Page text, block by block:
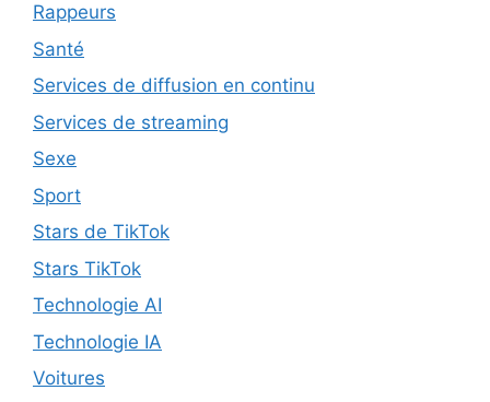
Rappeurs
Santé
Services de diffusion en continu
Services de streaming
Sexe
Sport
Stars de TikTok
Stars TikTok
Technologie AI
Technologie IA
Voitures